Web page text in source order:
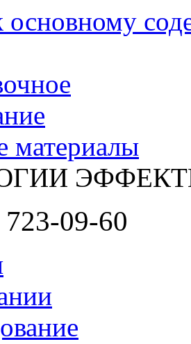
основному
материалы
723-09-60